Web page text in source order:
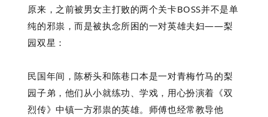
原来，之前被男女主打败的两个关卡BOSS并不是单
纯的邪祟，而是被执念所困的一对英雄夫妇——梨
园双星：
民国年间，陈桥头和陈巷口本是一对青梅竹马的梨
园子弟，他们从小就练功、学戏，用心扮演着《双
烈传》中镇一方邪祟的英雄。师傅也经常教导他